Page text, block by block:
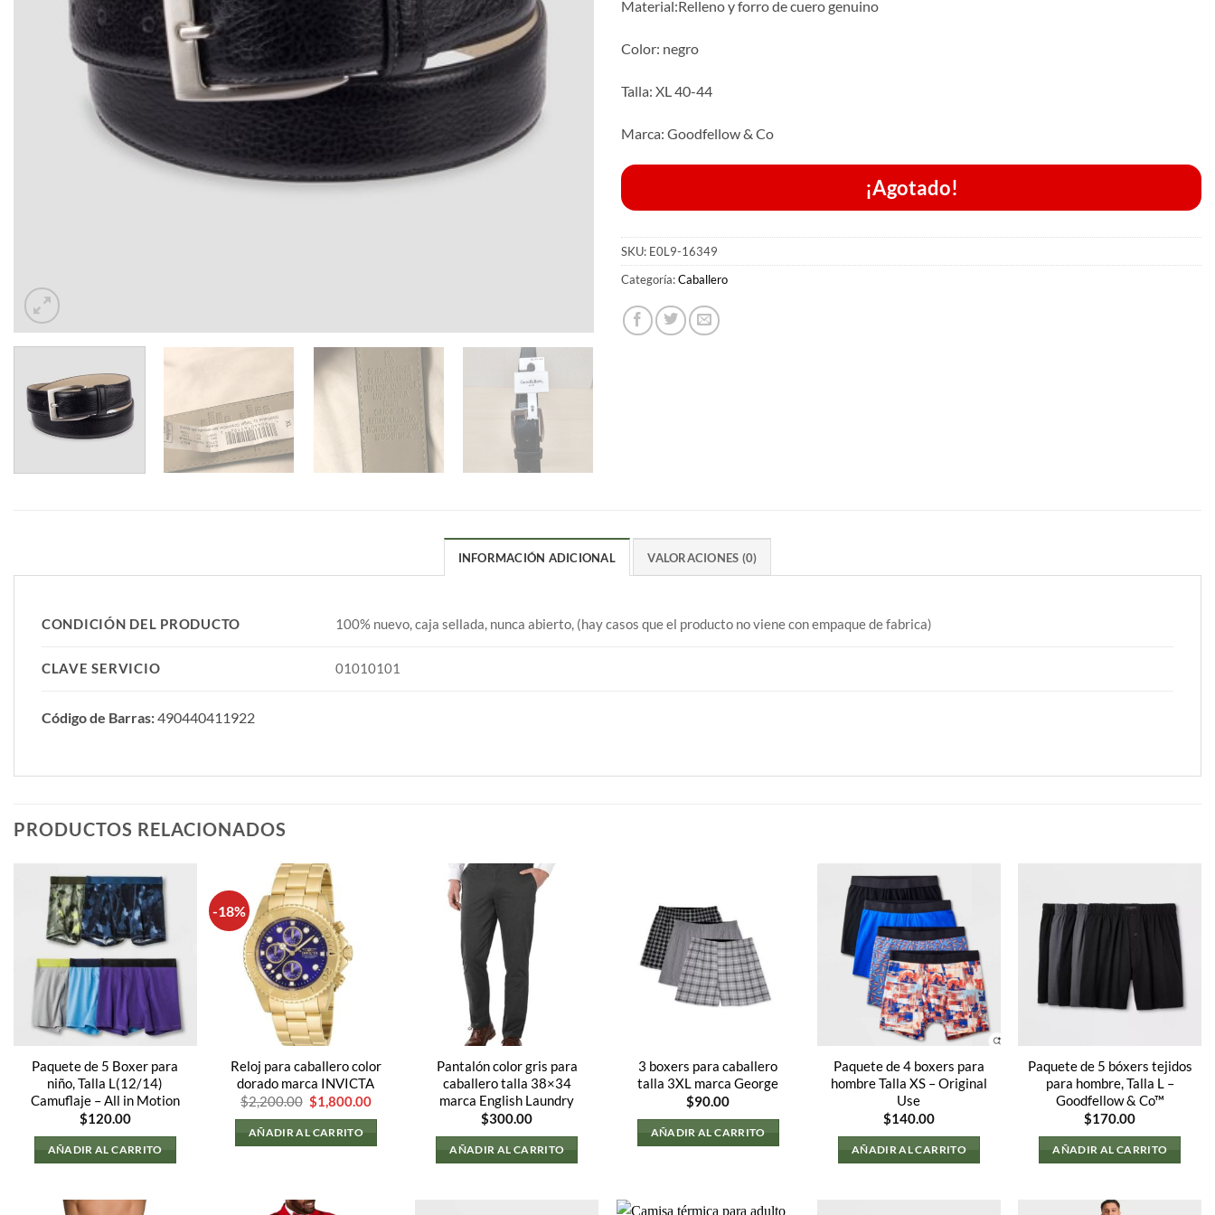
Material:Relleno y forro de cuero genuino
Color: negro
Talla: XL 40-44
Marca: Goodfellow & Co
¡Agotado!
SKU: E0L9-16349
Categoría:Caballero
INFORMACIÓN ADICIONAL VALORACIONES (0)
CONDICIÓN DEL PRODUCTO 100% nuevo, caja sellada, nunca abierto, (hay casos que el producto no viene con empaque de fabrica)
CLAVE SERVICIO 01010101
Código de Barras:490440411922
PRODUCTOS RELACIONADOS
Paquete de 5 Boxer para
niño, Talla L(12/14)
Camuflaje – All in Motion
$120.00
AÑADIR AL CARRITO
-18%
Reloj para caballero color
dorado marca INVICTA
$2,200.00 El
precio
original
era:
$2,200.00.
$1,800.00El
$1,800.00.
AÑADIR AL CARRITO
Pantalón color gris para
caballero talla 38×34
marca English Laundry
$300.00
AÑADIR AL CARRITO
3 boxers para caballero
talla 3XL marca George
$90.00
AÑADIR AL CARRITO
Paquete de 4 boxers para
hombre Talla XS – Original
Use
$140.00
AÑADIR AL CARRITO
Paquete de 5 bóxers tejidos
para hombre, Talla L –
Goodfellow & Co™
$170.00
AÑADIR AL CARRITO